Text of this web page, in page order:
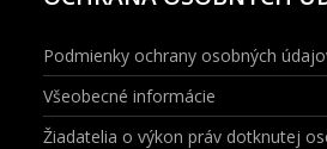
Podmienky ochrany osobných
Všeobecné informácie
Žiadatelia o výkon práv dotknutej